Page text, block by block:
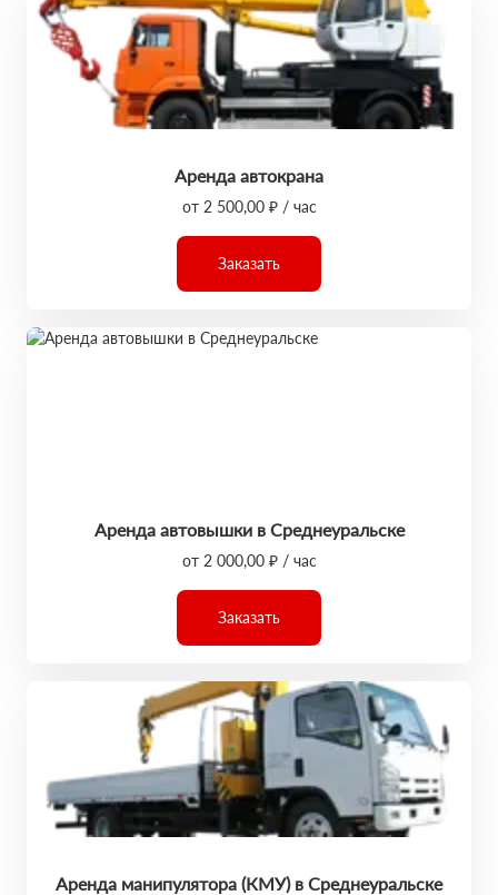
Аренда автокрана
от 2 500,00 ₽ / час
Заказать
Аренда автовышки в Среднеуральске
от 2 000,00 ₽ / час
Заказать
Аренда манипулятора (КМУ) в Среднеуральске